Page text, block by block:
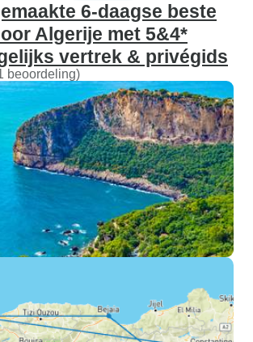
6-daagse beste
Algerije met 5&4*
vertrek & privégids
beoordeling)